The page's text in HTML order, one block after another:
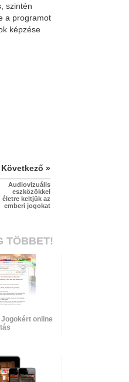
szintén
a programot
képzése
Következő »
Audiovizuális
eszközökkel
életre keltjük az
emberi jogokat
TÖBBET!
online